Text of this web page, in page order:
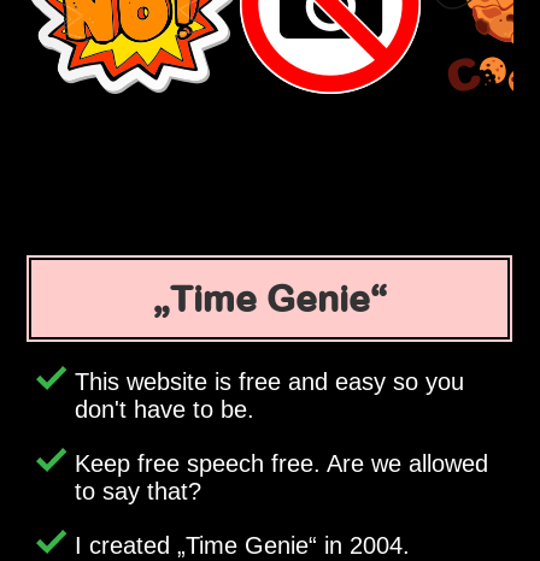
Time Genie
This website is free and easy so you
don't have to be.
Keep free speech free. Are we allowed
to say that?
I created Time Genie in 2004.